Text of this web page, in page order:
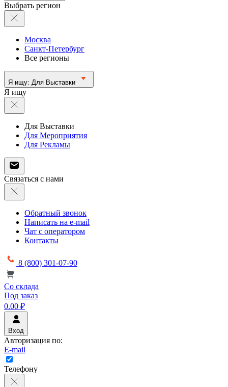
Выбрать регион
Москва
Санкт-Петербург
Все регионы
Я ищу: Для Выставки
Я ищу
Для Выставки
Для Мероприятия
Для Рекламы
Связаться с нами
Обратный звонок
Написать на e-mail
Чат с оператором
Контакты
8 (800) 301-07-90
Со склада
Под заказ
0.00 ₽
Вход
Авторизация по:
E-mail
Телефону